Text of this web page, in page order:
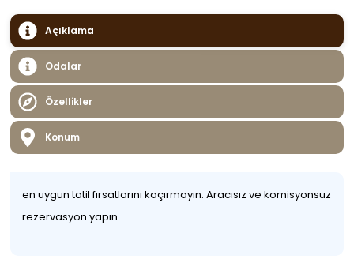
Açıklama
Odalar
Özellikler
Konum
en uygun tatil fırsatlarını kaçırmayın. Aracısız ve komisyonsuz
rezervasyon yapın.